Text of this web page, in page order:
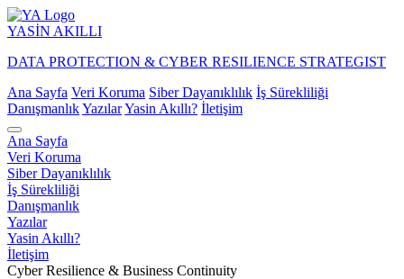
YASİN AKILLI
DATA PROTECTION & CYBER RESILIENCE STRATEGIST
Ana Sayfa Veri Koruma Siber Dayanıklılık İş Sürekliliği
DanışmanlıkYazılarYasin Akıllı? İletişim
Ana Sayfa
Veri Koruma
Siber Dayanıklılık
İş Sürekliliği
Danışmanlık
Yazılar
Yasin Akıllı?
İletişim
Cyber Resilience & Business Continuity